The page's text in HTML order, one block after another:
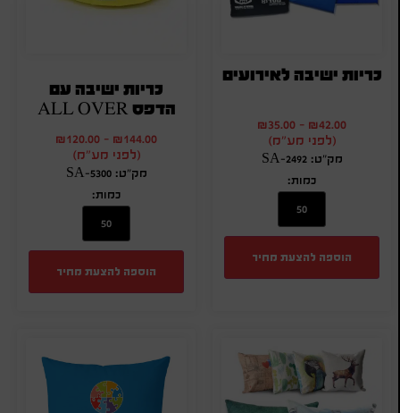
כריות ישיבה לאירועים
₪42.00
-
₪35.00
(לפני מע"מ)
מק"ט: SA-2492
כמות:
הוספה להצעת מחיר
כריות ישיבה עם
הדפס ALL OVER
₪144.00
-
₪120.00
(לפני מע"מ)
מק"ט: SA-5300
כמות:
הוספה להצעת מחיר